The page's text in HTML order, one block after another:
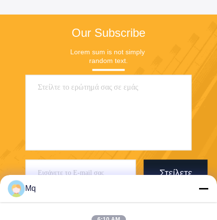
Our Subscribe
Lorem sum is not simply
random text.
Στείλετε
Mq